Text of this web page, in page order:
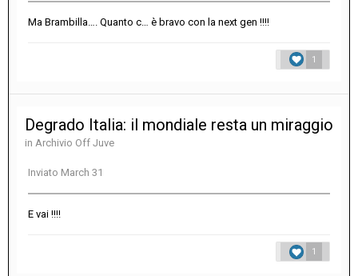
Ma Brambilla…. Quanto c… è bravo con la next gen !!!!
1
Degrado Italia: il mondiale resta un miraggio
in Archivio Off Juve
Inviato March 31
E vai !!!!
1